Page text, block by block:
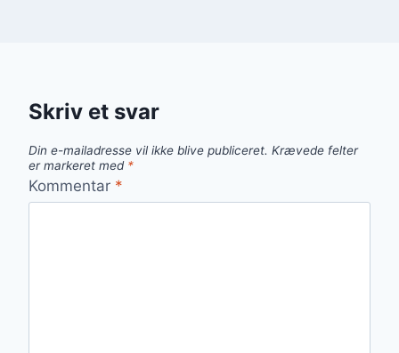
Skriv et svar
Din e-mailadresse vil ikke blive publiceret. Krævede felter
er markeret med *
Kommentar *